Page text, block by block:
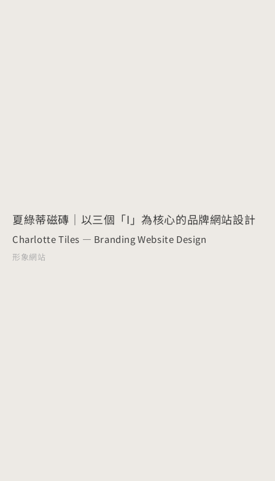
夏綠蒂磁磚｜以三個「I」為核心的品牌網站設計
Charlotte Tiles — Branding Website Design
形象網站